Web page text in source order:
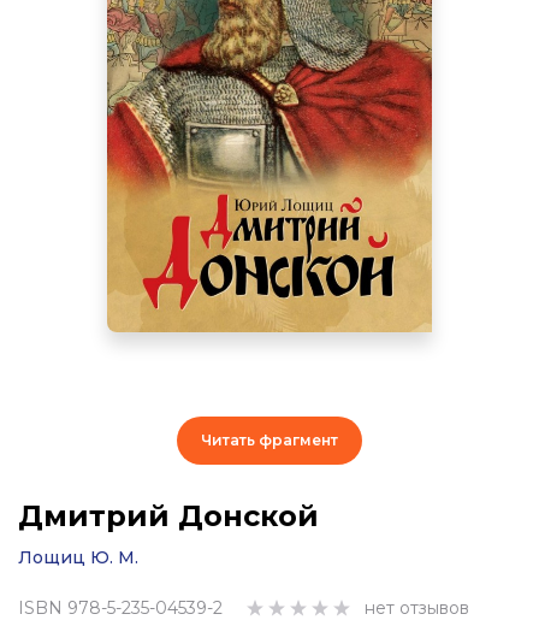
Дмитрий Донской
Лощиц Ю. М.
ISBN 978-5-235-04539-2 нет отзывов
Читать фрагмент